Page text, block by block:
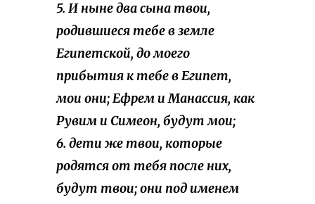
5. И ныне два сына твои,
родившиеся тебе в земле
Египетской, до моего
прибытия к тебе в Египет,
мои они; Ефрем и Манассия, как
Рувим и Симеон, будут мои;
6. дети же твои, которые
родятся от тебя после них,
будут твои; они под именем